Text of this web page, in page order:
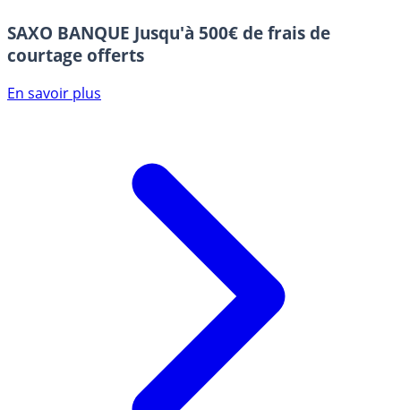
SAXO BANQUE Jusqu'à 500€ de frais de
courtage offerts
En savoir plus